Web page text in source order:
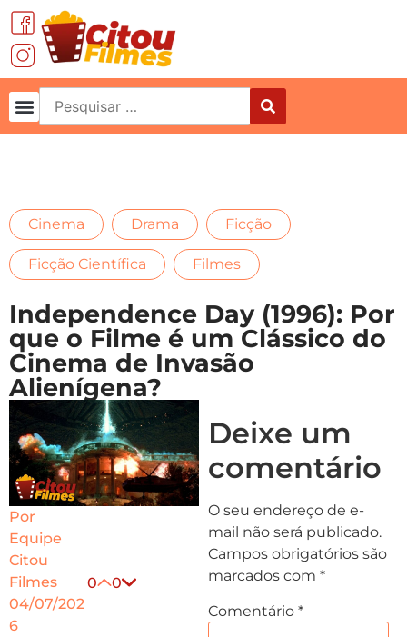
Cinema Drama Ficção
Ficção Científica Filmes
Independence Day (1996): Por
que o Filme é um Clássico do
Cinema de Invasão
Alienígena?
Por
Equipe
Citou
Filmes
04/07/202
6
0
0
Deixe um
comentário
O seu endereço de e-
mail não será publicado.
Campos obrigatórios são
marcados com *
Comentário *